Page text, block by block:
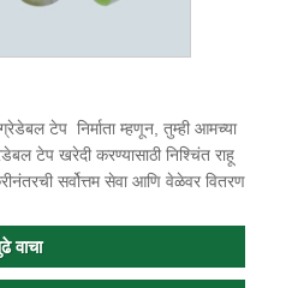
टेप निर्माता म्हणून, तुम्ही आमच्या
टेप खरेदी करण्यासाठी निश्चिंत राहू
सर्वोत्तम सेवा आणि वेळेवर वितरण
वाचा